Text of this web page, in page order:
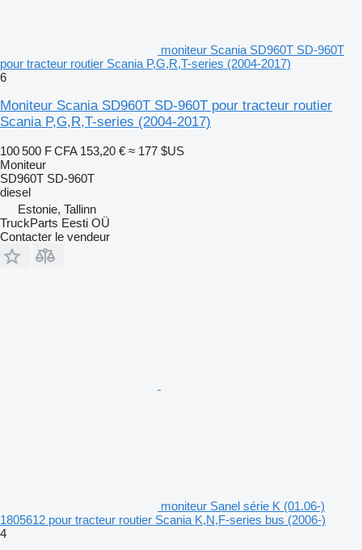
moniteur Scania SD960T SD-960T
pour tracteur routier Scania P,G,R,T-series (2004-2017)
6
Moniteur Scania SD960T SD-960T pour tracteur routier
Scania P,G,R,T-series (2004-2017)
100 500 F CFA 153,20 € ≈ 177 $US
Moniteur
SD960T SD-960T
diesel
Estonie, Tallinn
TruckParts Eesti OÜ
Contacter le vendeur
moniteur Sanel série K (01.06-)
1805612 pour tracteur routier Scania K,N,F-series bus (2006-)
4